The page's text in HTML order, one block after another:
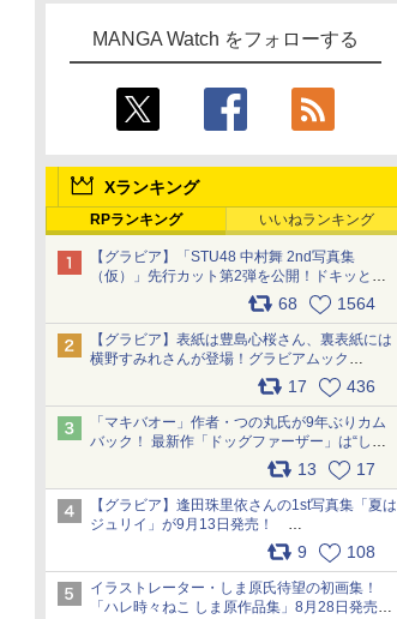
MANGA Watch をフォローする
Xランキング
RPランキング いいねランキング
【グラビア】「STU48 中村舞 2nd写真集
（仮）」先行カット第2弾を公開！ドキッとす
るランジェリーカットなど新たな挑戦
68 1564
【グラビア】表紙は豊島心桜さん、裏表紙には
横野すみれさんが登場！グラビアムック
「PARADE」2026夏号が本日発売
17 436
「マキバオー」作者・つの丸氏が9年ぶりカム
バック！ 最新作「ドッグファーザー」は“しゃ
べらない動物”とのリアルな暮らしを描く 「も
うこれ以上の幸せはない」……一緒に暮らす愛
犬たちへ… pic.x.com/hEr88DgVyD
13 17
【グラビア】逢田珠里依さんの1st写真集「夏は
ジュリイ」が9月13日発売！
9 108
イラストレーター・しま原氏待望の初画集！
「ハレ時々ねこ しま原作品集」8月28日発売